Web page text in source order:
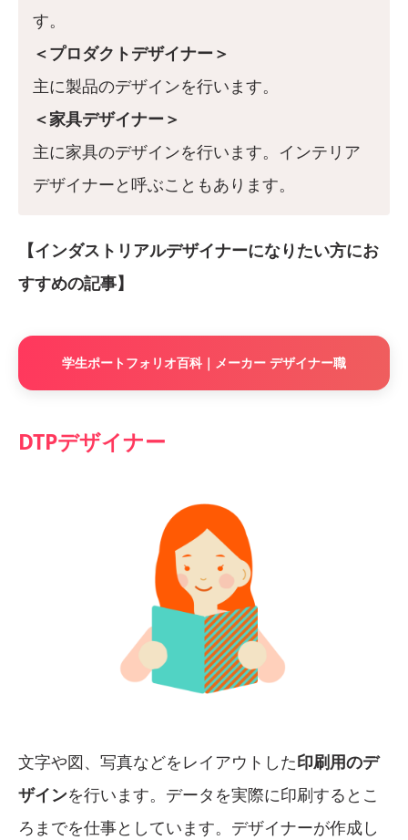
す。
＜プロダクトデザイナー＞
主に製品のデザインを行います。
＜家具デザイナー＞
主に家具のデザインを行います。インテリア
デザイナーと呼ぶこともあります。
【インダストリアルデザイナーになりたい方にお
すすめの記事】
学生ポートフォリオ百科｜メーカー デザイナー職
DTPデザイナー
文字や図、写真などをレイアウトした印刷用のデ
ザインを行います。データを実際に印刷するとこ
ろまでを仕事としています。デザイナーが作成し